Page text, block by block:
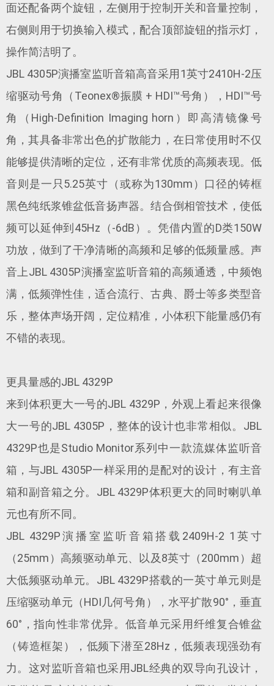
面还配备两个旋钮，左侧用于控制开关和音量控制，
右侧则用于切换输入模式，配合顶部旋钮的指示灯，
操作简洁明了。
JBL 4305P演播室监听音箱高音采用1英寸2410H-2压
缩驱动号角（Teonex®振膜 + HDI™号角），HDI™号
角（High-Definition Imaging horn）即高清镜像号
角，其具备非常出色的扩散能力，在日常使用时不仅
能够提供清晰的定位，还有非常优质的高频表现。低
音则是一只5.25英寸（或称为130mm）口径的铸框
黑色纯纸浆锥盆低音扬声器。结合倒相管技术，使低
频可以延伸到45Hz（-6dB）。凭借内置的D类150W
功放，做到了干净清晰的高频和足够的低频量感。声
音上JBL 4305P演播室监听音箱的高频通透，中频饱
满，低频弹性佳，适合流行、古典、爵士等多类型音
乐，整体声场开阔，定位精准，小体积下能量感仍有
不错的表现。
更具量感的JBL 4329P
来到体积更大一号的JBL 4329P，外观上看起来很像
大一号的JBL 4305P，整体的设计也非常相似。JBL
4329P也是Studio Monitor系列中一款流媒体监听音
箱，与JBL 4305P一样采用的是配对的设计，有主音
箱和副音箱之分。JBL 4329P体积更大的同时喇叭单
元也有所不同。
JBL 4329P演播室监听音箱搭载2409H-2 1英寸
（25mm）高频驱动单元、以及8英寸（200mm）超
大低频驱动单元。JBL 4329P搭载的一英寸单元则是
压缩驱动单元（HDI几何号角），水平扩散90°，垂直
60°，指向性非常优异。低音单元采用纤维复合锥盆
（铸造框架），低频下潜至28Hz，低频表现强劲有
力。这对监听音箱也采用JBL经典的双导向孔设计，